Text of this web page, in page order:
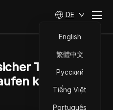
DE
English
繁體中文
Русский
Tiếng Việt
Português
Telegram-
kann